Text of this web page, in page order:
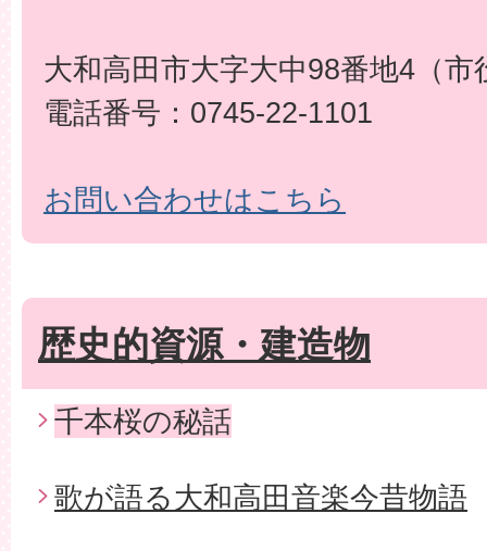
大和高田市大字大中98番地4（市
電話番号：0745-22-1101
お問い合わせはこちら
歴史的資源・建造物
千本桜の秘話
歌が語る大和高田音楽今昔物語